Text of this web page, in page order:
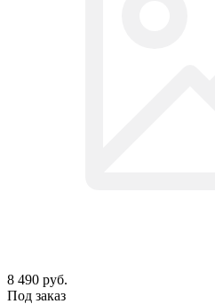
8 490 руб.
Под заказ